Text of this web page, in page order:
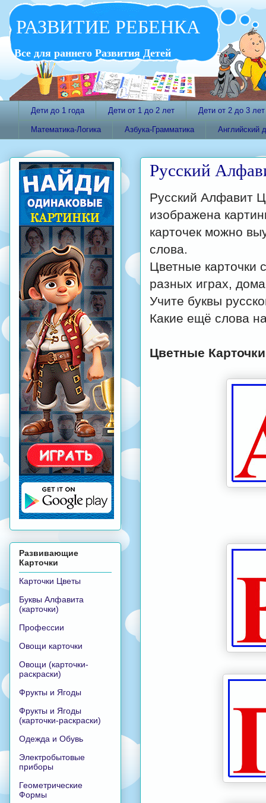
РАЗВИТИЕ РЕБЕНКА
Все для раннего Развития Детей
Дети до 1 года Дети от 1 до 2 лет Дети от 2 до 3 лет
Математика-Логика Азбука-Грамматика Английский
Русский
Русский Алфавит
изображена
карточек можно
слова.
Цветные карточки
разных играх,
Учите буквы
Какие ещё слова
Цветные
Развивающие
Карточки
Карточки Цветы
Буквы Алфавита
(карточки)
Профессии
Овощи карточки
Овощи (карточки-
раскраски)
Фрукты и Ягоды
Фрукты и Ягоды
(карточки-раскраски)
Одежда и Обувь
Электробытовые
приборы
Геометрические
Формы